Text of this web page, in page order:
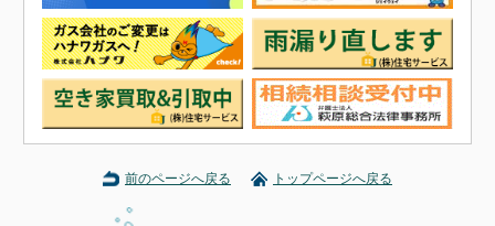
前のページへ戻る トップページへ戻る